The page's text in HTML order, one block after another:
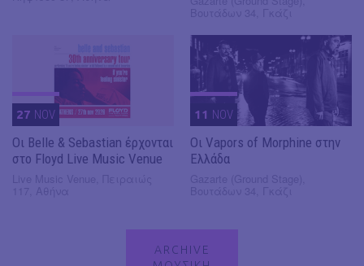
27 NOV
Οι Belle & Sebastian έρχονται
στο Floyd Live Music Venue
11 NOV
Οι Vapors of Morphine στην
Ελλάδα
ARCHIVE